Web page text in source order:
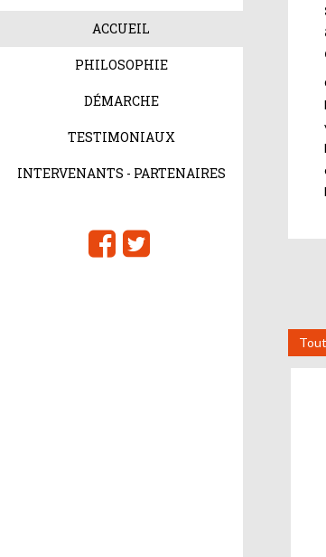
ACCUEIL
PHILOSOPHIE
DÉMARCHE
TESTIMONIAUX
INTERVENANTS - PARTENAIRES
Tout